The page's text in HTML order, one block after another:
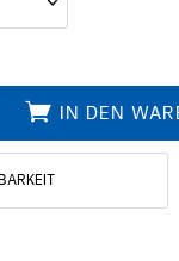
IN DEN